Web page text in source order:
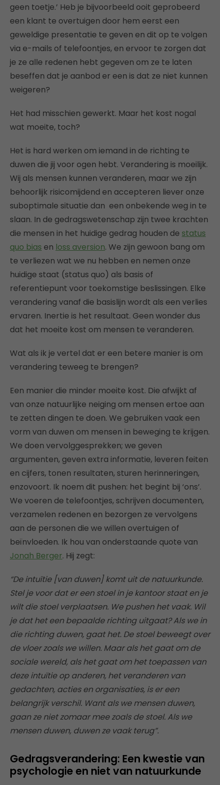
geen toetje.’ Heb je bijvoorbeeld ooit geprobeerd
een klant te overtuigen door hem eerst een
geweldige presentatie te geven en dit op te volgen
via e-mails of telefoontjes, en ervoor te zorgen dat
je ze alle redenen hebt gegeven om ze te laten
beseffen dat je aanbod er een is dat ze niet kunnen
weigeren?
Het had misschien gewerkt. Maar het kost nogal
wat moeite, toch?
Het is hard werken om iemand in de richting te
duwen die jij voor ogen hebt. Verandering is moeilijk.
Wij als mensen kunnen veranderen, maar we zijn
behoorlijk risicomijdend en accepteren liever onze
suboptimale situatie dan een onbekende weg in te
slaan. In de gedragswetenschap zijn twee krachten
die mensen in het huidige gedrag houden de status
quo bias en loss aversion. We zijn gewoon bang om
te verliezen wat we nu hebben en nemen onze
huidige staat (status quo) als basis of
referentiepunt voor toekomstige beslissingen. Elke
verandering vanaf die basislijn wordt als een verlies
ervaren. Inertie is het resultaat. Geen wonder dus
dat het moeite kost om mensen te veranderen.
Wat als ik je vertel dat er een betere manier is om
verandering teweeg te brengen?
Een manier die minder moeite kost. Die afwijkt af
van onze natuurlijke neiging om mensen ertoe aan
te zetten dingen te doen. We gebruiken vaak een
vorm van duwen om mensen in beweging te krijgen.
We doen vervolggesprekken; we geven
argumenten, geven extra informatie, leveren feiten
en cijfers, tonen resultaten, sturen herinneringen,
enzovoort. Ik noem dit pushen: het begint bij ‘ons’.
We voeren de telefoontjes, schrijven documenten,
verzamelen redenen en bezorgen ze vervolgens
aan de personen die we willen overtuigen of
beïnvloeden. Ik hou van onderstaande quote van
Jonah Berger. Hij zegt:
“De intuïtie [van duwen] komt uit de natuurkunde.
Stel je voor dat er een stoel in je kantoor staat en je
wilt die stoel verplaatsen. We pushen het vaak. Wil
je dat het een bepaalde richting uitgaat? Als we in
die richting duwen, gaat het. De stoel beweegt over
de vloer zoals we willen. Maar als het gaat om de
sociale wereld, als het gaat om het toepassen van
deze intuïtie op anderen, het veranderen van
gedachten, acties en organisaties, is er een
belangrijk verschil. Want als we mensen duwen,
gaan ze niet zomaar mee zoals de stoel. Als we
mensen duwen, duwen ze vaak terug”.
Gedragsverandering: Een kwestie van
psychologie en niet van natuurkunde